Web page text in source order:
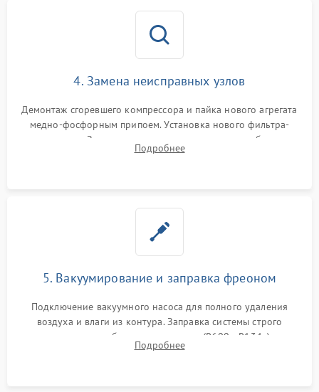
4. Замена неисправных узлов
Демонтаж сгоревшего компрессора и пайка нового агрегата
медно-фосфорным припоем. Установка нового фильтра-
осушителя. Замена изношенных вентиляторов обдува,
сломанных заслонок или поврежденных дверных петель.
Подробнее
5. Вакуумирование и заправка фреоном
Подключение вакуумного насоса для полного удаления
воздуха и влаги из контура. Заправка системы строго
дозированным объемом хладагента (R600a, R134a) по
электронным весам. Контроль рабочего давления в системе.
Подробнее